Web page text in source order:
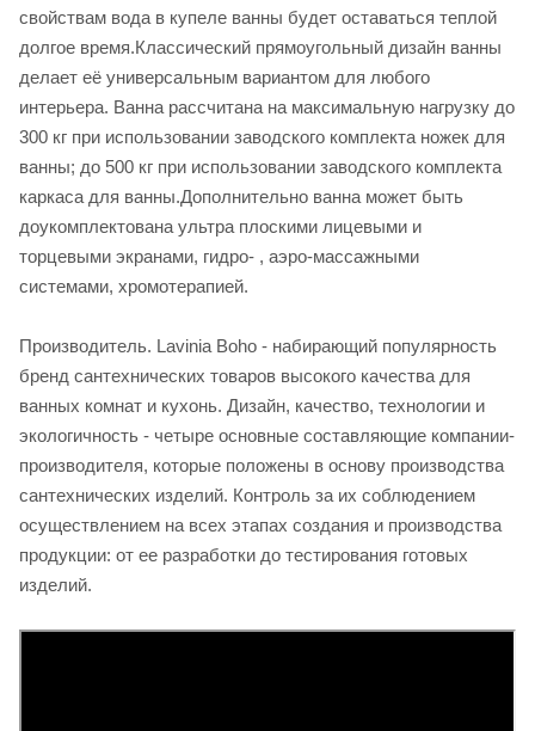
свойствам вода в купеле ванны будет оставаться теплой
долгое время.Классический прямоугольный дизайн ванны
делает её универсальным вариантом для любого
интерьера. Ванна рассчитана на максимальную нагрузку до
300 кг при использовании заводского комплекта ножек для
ванны; до 500 кг при использовании заводского комплекта
каркаса для ванны.Дополнительно ванна может быть
доукомплектована ультра плоскими лицевыми и
торцевыми экранами, гидро- , аэро-массажными
системами, хромотерапией.
Производитель. Lavinia Boho - набирающий популярность
бренд сантехнических товаров высокого качества для
ванных комнат и кухонь. Дизайн, качество, технологии и
экологичность - четыре основные составляющие компании-
производителя, которые положены в основу производства
сантехнических изделий. Контроль за их соблюдением
осуществлением на всех этапах создания и производства
продукции: от ее разработки до тестирования готовых
изделий.